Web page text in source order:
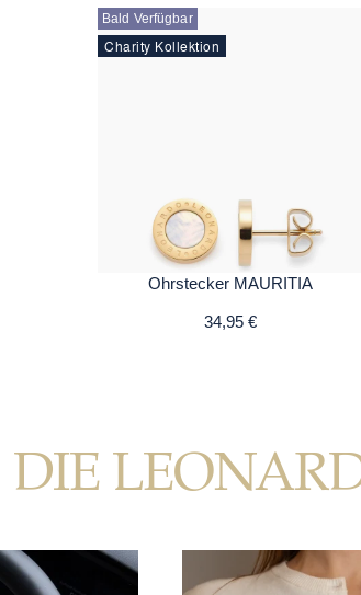
Bald Verfügbar
Charity Kollektion
Ohrstecker MAURITIA
34,95 €
DIE